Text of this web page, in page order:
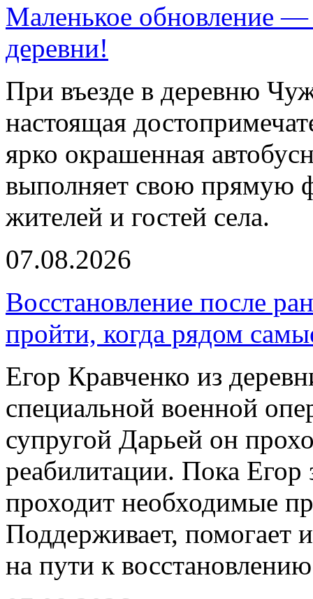
Маленькое обновление —
деревни!
При въезде в деревню
настоящая
ярко окрашенная
выполняет свою прямую
жителей и гостей села.
07.08.2026
Восстановление после
пройти, когда рядом
Егор Кравченко из
специальной военной
супругой Дарьей он
реабилитации. Пока Егор
проходит необходимые
Поддерживает, помогает
на пути к